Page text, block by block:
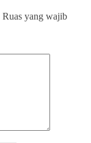
Ruas yang wajib